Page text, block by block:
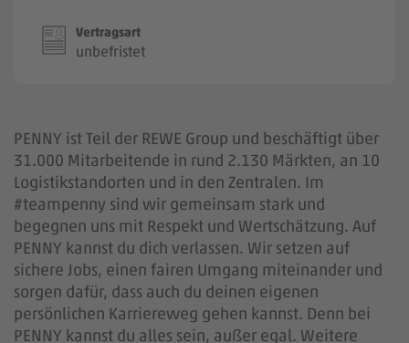
Vertragsart
unbefristet
PENNY ist Teil der REWE Group und beschäftigt über
31.000 Mitarbeitende in rund 2.130 Märkten, an 10
Logistikstandorten und in den Zentralen. Im
#teampenny sind wir gemeinsam stark und
begegnen uns mit Respekt und Wertschätzung. Auf
PENNY kannst du dich verlassen. Wir setzen auf
sichere Jobs, einen fairen Umgang miteinander und
sorgen dafür, dass auch du deinen eigenen
persönlichen Karriereweg gehen kannst. Denn bei
PENNY kannst du alles sein, außer egal. Weitere